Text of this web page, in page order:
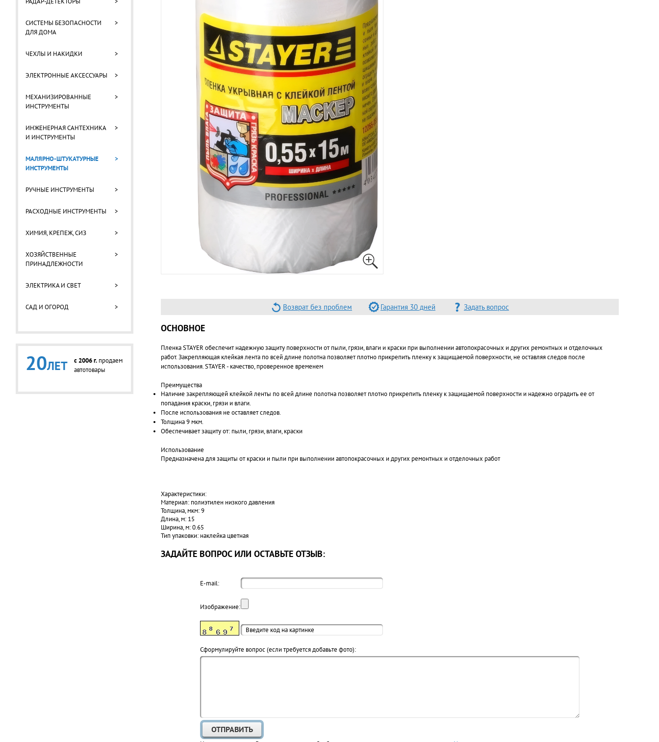
СИСТЕМЫ БЕЗОПАСНОСТИ
ДЛЯ ДОМА
>
ЧЕХЛЫ И НАКИДКИ >
ЭЛЕКТРОННЫЕ АКСЕССУАРЫ >
МЕХАНИЗИРОВАННЫЕ
ИНСТРУМЕНТЫ
>
ИНЖЕНЕРНАЯ САНТЕХНИКА
И ИНСТРУМЕНТЫ
>
МАЛЯРНО-ШТУКАТУРНЫЕ
ИНСТРУМЕНТЫ
>
РУЧНЫЕ ИНСТРУМЕНТЫ >
РАСХОДНЫЕ ИНСТРУМЕНТЫ >
ХИМИЯ, КРЕПЕЖ, СИЗ >
ХОЗЯЙСТВЕННЫЕ
ПРИНАДЛЕЖНОСТИ
>
ЭЛЕКТРИКА И СВЕТ >
САД И ОГОРОД >
20ЛЕТ c 2006 г. продаем
автотовары
Возврат без проблем Гарантия 30 дней Задать вопрос
ОСНОВНОЕ
Пленка STAYER обеспечит надежную защиту поверхности от пыли, грязи, влаги и краски при выполнении автопокрасочных и других ремонтных и отделочных
работ. Закрепляющая клейкая лента по всей длине полотна позволяет плотно прикрепить пленку к защищаемой поверхности, не оставляя следов после
использования. STAYER - качество, проверенное временем
Преимущества
Наличие закрепляющей клейкой ленты по всей длине полотна позволяет плотно прикрепить пленку к защищаемой поверхности и надежно оградить ее от
попадания краски, грязи и влаги.
После использования не оставляет следов.
Толщина 9 мкм.
Обеспечивает защиту от: пыли, грязи, влаги, краски
Использование
Предназначена для защиты от краски и пыли при выполнении автопокрасочных и других ремонтных и отделочных работ
Характеристики:
Материал: полиэтилен низкого давления
Толщина, мкм: 9
Длина, м: 15
Ширина, м: 0.65
Тип упаковки: наклейка цветная
ЗАДАЙТЕ ВОПРОС ИЛИ ОСТАВЬТЕ ОТЗЫВ:
E-mail:
Изображение:
Cформулируйте вопрос (если требуется добавьте фото):